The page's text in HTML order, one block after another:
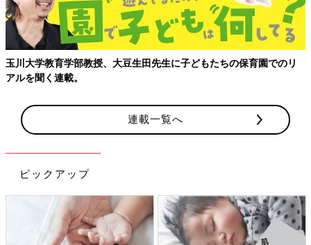
玉川大学教育学部教授、大豆生田先生に子どもたちの保育園でのリ
アルを聞く連載。
連載一覧へ
ピックアップ